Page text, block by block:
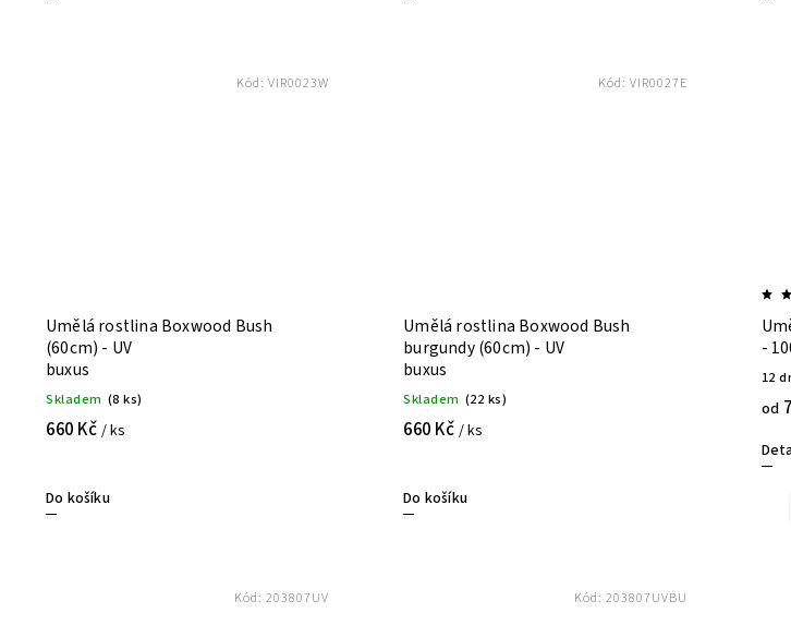
Umělá rostlina Boxwood Bush
(60cm) - UV
buxus
Skladem (8 ks)
660 Kč / ks
Do košíku
Kód:VIR0023W
Umělá rostlina Boxwood Bush
burgundy (60cm) - UV
buxus
Skladem (22 ks)
660 Kč / ks
Do košíku
Kód: VIR0027E
-
12
od
Kód:203807UV Kód: 203807UVBU